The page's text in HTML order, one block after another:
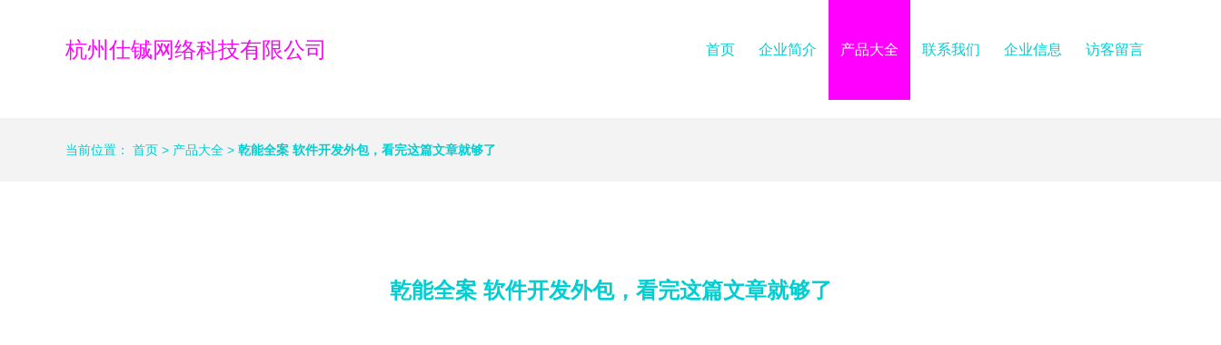
杭州仕铖网络科技有限公司 首页 企业简介 产品大全 联系我们 企业信息 访客留言
当前位置： 首页 > 产品大全 > 乾能全案 软件开发外包，看完这篇文章就够了
乾能全案 软件开发外包，看完这篇文章就够了